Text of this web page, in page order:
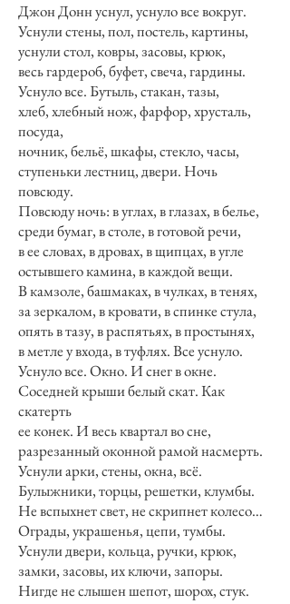
Джон Донн уснул, уснуло все вокруг.
Уснули стены, пол, постель, картины,
уснули стол, ковры, засовы, крюк,
весь гардероб, буфет, свеча, гардины.
Уснуло все. Бутыль, стакан, тазы,
хлеб, хлебный нож, фарфор, хрусталь,
посуда,
ночник, бельё, шкафы, стекло, часы,
ступеньки лестниц, двери. Ночь
повсюду.
Повсюду ночь: в углах, в глазах, в белье,
среди бумаг, в столе, в готовой речи,
в ее словах, в дровах, в щипцах, в угле
остывшего камина, в каждой вещи.
В камзоле, башмаках, в чулках, в тенях,
за зеркалом, в кровати, в спинке стула,
опять в тазу, в распятьях, в простынях,
в метле у входа, в туфлях. Все уснуло.
Уснуло все. Окно. И снег в окне.
Соседней крыши белый скат. Как
скатерть
ее конек. И весь квартал во сне,
разрезанный оконной рамой насмерть.
Уснули арки, стены, окна, всё.
Булыжники, торцы, решетки, клумбы.
Не вспыхнет свет, не скрипнет колесо…
Ограды, украшенья, цепи, тумбы.
Уснули двери, кольца, ручки, крюк,
замки, засовы, их ключи, запоры.
Нигде не слышен шепот, шорох, стук.